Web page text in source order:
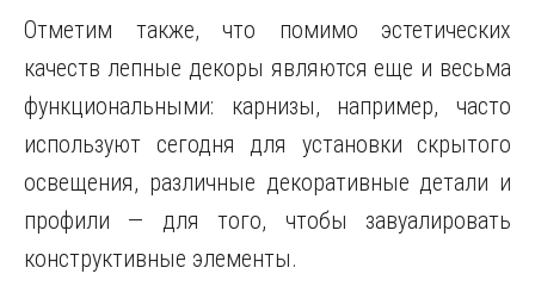
Отметим также, что помимо эстетических
качеств лепные декоры являются еще и весьма
функциональными: карнизы, например, часто
используют сегодня для установки скрытого
освещения, различные декоративные детали и
профили — для того, чтобы завуалировать
конструктивные элементы.